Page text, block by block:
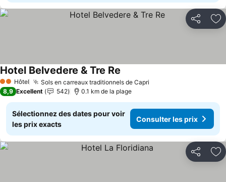
Partager
2 Étoiles
Hôtel Sols en carreaux traditionnels de Capri
Hotel Belvedere & Tre Re
8,9 Excellent 542 0.1 km de la plage
Sélectionnez des dates pour voir
les prix exacts
Consulter les prix
Partager